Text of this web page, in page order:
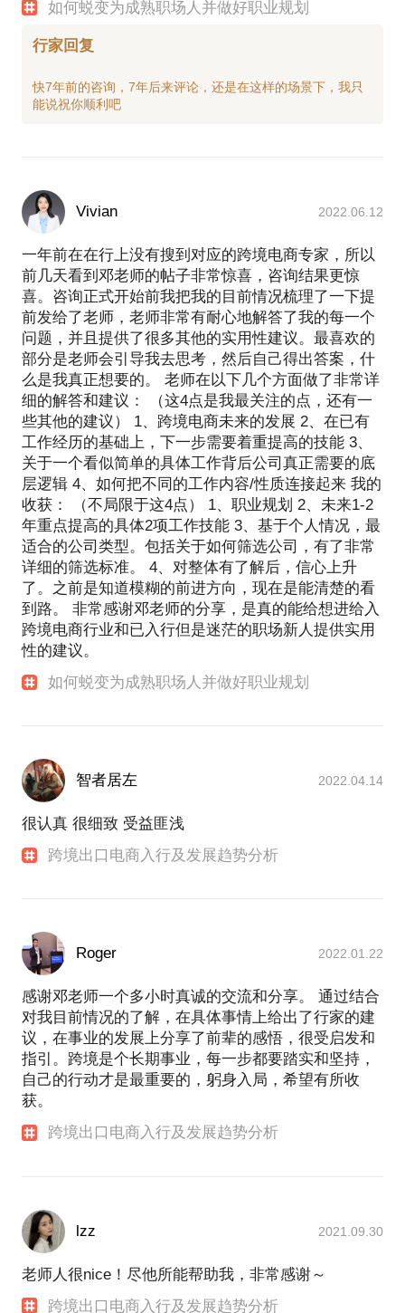
如何蜕变为成熟职场人并做好职业规划
行家回复
快7年前的咨询，7年后来评论，还是在这样的场景下，我只
Vivian 2022.06.12
一年前在在行上没有搜到对应的跨境电商专家，所以
前几天看到邓老师的帖子非常惊喜，咨询结果更惊
喜。咨询正式开始前我把我的目前情况梳理了一下提
前发给了老师，老师非常有耐心地解答了我的每一个
问题，并且提供了很多其他的实用性建议。最喜欢的
部分是老师会引导我去思考，然后自己得出答案，什
么是我真正想要的。 老师在以下几个方面做了非常详
细的解答和建议： （这4点是我最关注的点，还有一
些其他的建议） 1、跨境电商未来的发展 2、在已有
工作经历的基础上，下一步需要着重提高的技能 3、
关于一个看似简单的具体工作背后公司真正需要的底
层逻辑 4、如何把不同的工作内容/性质连接起来 我的
收获： （不局限于这4点） 1、职业规划 2、未来1-2
年重点提高的具体2项工作技能 3、基于个人情况，最
适合的公司类型。包括关于如何筛选公司，有了非常
详细的筛选标准。 4、对整体有了解后，信心上升
了。之前是知道模糊的前进方向，现在是能清楚的看
到路。 非常感谢邓老师的分享，是真的能给想进给入
跨境电商行业和已入行但是迷茫的职场新人提供实用
性的建议。
如何蜕变为成熟职场人并做好职业规划
智者居左 2022.04.14
很认真 很细致 受益匪浅
跨境出口电商入行及发展趋势分析
Roger 2022.01.22
感谢邓老师一个多小时真诚的交流和分享。 通过结合
对我目前情况的了解，在具体事情上给出了行家的建
议，在事业的发展上分享了前辈的感悟，很受启发和
指引。跨境是个长期事业，每一步都要踏实和坚持，
自己的行动才是最重要的，躬身入局，希望有所收
获。
跨境出口电商入行及发展趋势分析
lzz 2021.09.30
老师人很nice！尽他所能帮助我，非常感谢～
跨境出口电商入行及发展趋势分析